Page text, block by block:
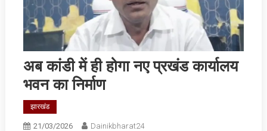
अब कांडी में ही होगा नए प्रखंड कार्यालय
भवन का निर्माण
झारखंड
21/03/2026 Dainikbharat24